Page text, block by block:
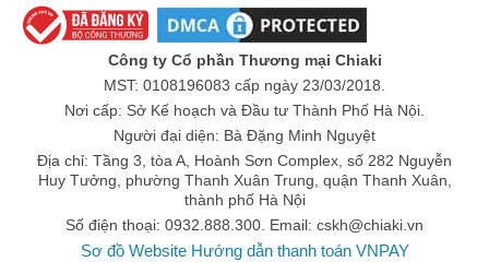
với sức khỏe trẻ nhỏ.
Các dòng sản phẩm của Avent cũng được nghiên cứu phù hợp
với từng giai đoạn phát triển của trẻ, hỗ trợ mẹ nuôi con một cách
thuận tiện và dễ dàng nhất.
Các dòng sản phẩm của Avent
Các sản phẩm của Avent hiện được chia thành 4 nhóm bao gồm:
nhóm sản phẩm dành cho thai phụ, nhóm dành cho trẻ sơ sinh,
Công ty Cổ phần Thương mại Chiaki
MST: 0108196083 cấp ngày 23/03/2018.
Nơi cấp: Sở Kế hoạch và Đầu tư Thành Phố Hà Nội.
Người đại diện: Bà Đặng Minh Nguyệt
Địa chỉ: Tầng 3, tòa A, Hoành Sơn Complex, số 282 Nguyễn
Huy Tưởng, phường Thanh Xuân Trung, quận Thanh Xuân,
thành phố Hà Nội
Số điện thoại: 0932.888.300. Email: cskh@chiaki.vn
Sơ đồ Website Hướng dẫn thanh toán VNPAY
Số lần áp dụng:
lần
Áp dụng cho đơn hàng từ:0
LẤY MÃ NGAY